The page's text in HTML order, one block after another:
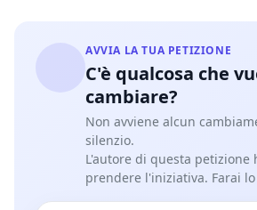
AVVIA LA TUA PETIZIONE
C'è qualcosa che
cambiare?
Non avviene alcun
silenzio.
L'autore di questa petizione
prendere l'iniziativa. Farai lo